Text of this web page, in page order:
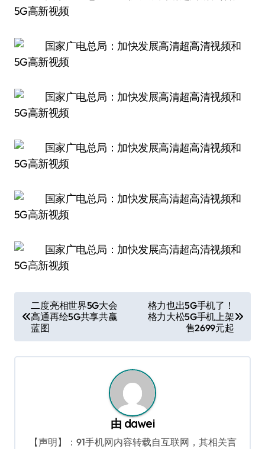
章
导
航
二度亮相世界5G大会
高通再绘5G共享共赢
蓝图
格力也出5G手机了！
格力大松5G手机上架
售2699元起
由 dawei
【声明】：91手机网内容转载自互联网，其相关言